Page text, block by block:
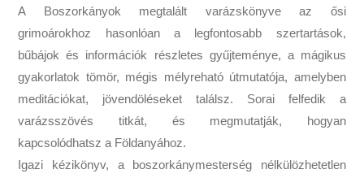
A Boszorkányok megtalált varázskönyve az ősi
grimoárokhoz hasonlóan a legfontosabb szertartások,
bűbájok és információk részletes gyűjteménye, a mágikus
gyakorlatok tömör, mégis mélyreható útmutatója, amelyben
meditációkat, jövendöléseket találsz. Sorai felfedik a
varázsszövés titkát, és megmutatják, hogyan
kapcsolódhatsz a Földanyához.
Igazi kézikönyv, a boszorkánymesterség nélkülözhetetlen